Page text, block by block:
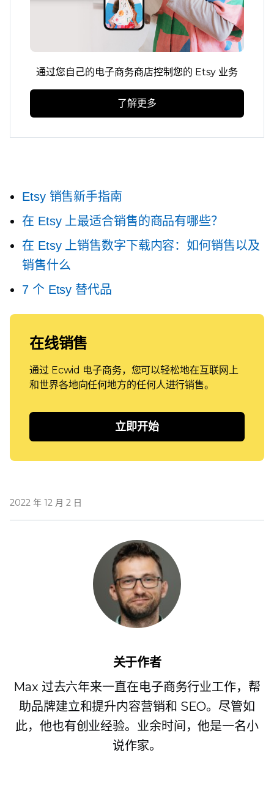
通过您自己的电子商务商店控制您的 Etsy 业务
了解更多
Etsy 销售新手指南
在 Etsy 上最适合销售的商品有哪些？
在 Etsy 上销售数字下载内容：如何销售以及
销售什么
7 个 Etsy 替代品
在线销售
通过 Ecwid 电子商务，您可以轻松地在互联网上
和世界各地向任何地方的任何人进行销售。
立即开始
2022 年 12 月 2 日
关于作者
Max 过去六年来一直在电子商务行业工作，帮
助品牌建立和提升内容营销和 SEO。尽管如
此，他也有创业经验。业余时间，他是一名小
说作家。